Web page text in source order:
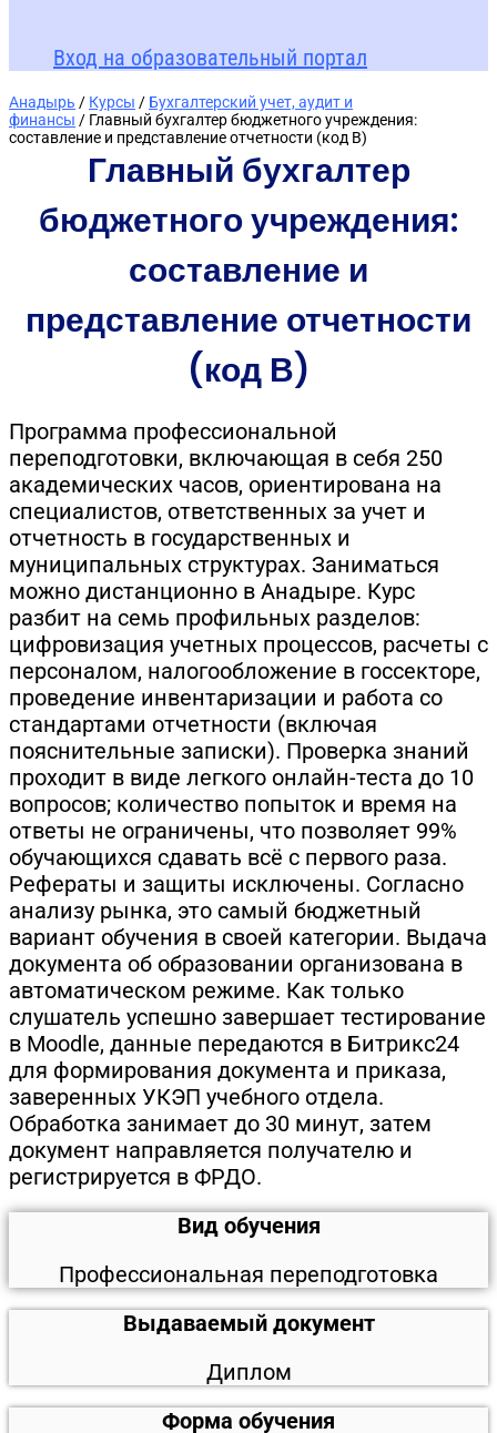
Вход на образовательный портал
Анадырь / Курсы / Бухгалтерский учет, аудит и
финансы / Главный бухгалтер бюджетного учреждения:
составление и представление отчетности (код В)
Главный бухгалтер
бюджетного учреждения:
составление и
представление отчетности
(код В)
Программа профессиональной
переподготовки, включающая в себя 250
академических часов, ориентирована на
специалистов, ответственных за учет и
отчетность в государственных и
муниципальных структурах. Заниматься
можно дистанционно в Анадыре. Курс
разбит на семь профильных разделов:
цифровизация учетных процессов, расчеты с
персоналом, налогообложение в госсекторе,
проведение инвентаризации и работа со
стандартами отчетности (включая
пояснительные записки). Проверка знаний
проходит в виде легкого онлайн-теста до 10
вопросов; количество попыток и время на
ответы не ограничены, что позволяет 99%
обучающихся сдавать всё с первого раза.
Рефераты и защиты исключены. Согласно
анализу рынка, это самый бюджетный
вариант обучения в своей категории. Выдача
документа об образовании организована в
автоматическом режиме. Как только
слушатель успешно завершает тестирование
в Moodle, данные передаются в Битрикс24
для формирования документа и приказа,
заверенных УКЭП учебного отдела.
Обработка занимает до 30 минут, затем
документ направляется получателю и
регистрируется в ФРДО.
Вид обучения
Профессиональная переподготовка
Выдаваемый документ
Диплом
Форма обучения